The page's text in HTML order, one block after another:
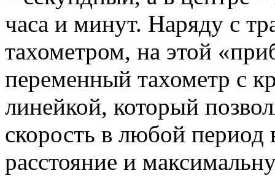
часа и минут. Наряду с
тахометром, на этой
переменный тахометр с
линейкой, который
скорость в любой
расстояние и